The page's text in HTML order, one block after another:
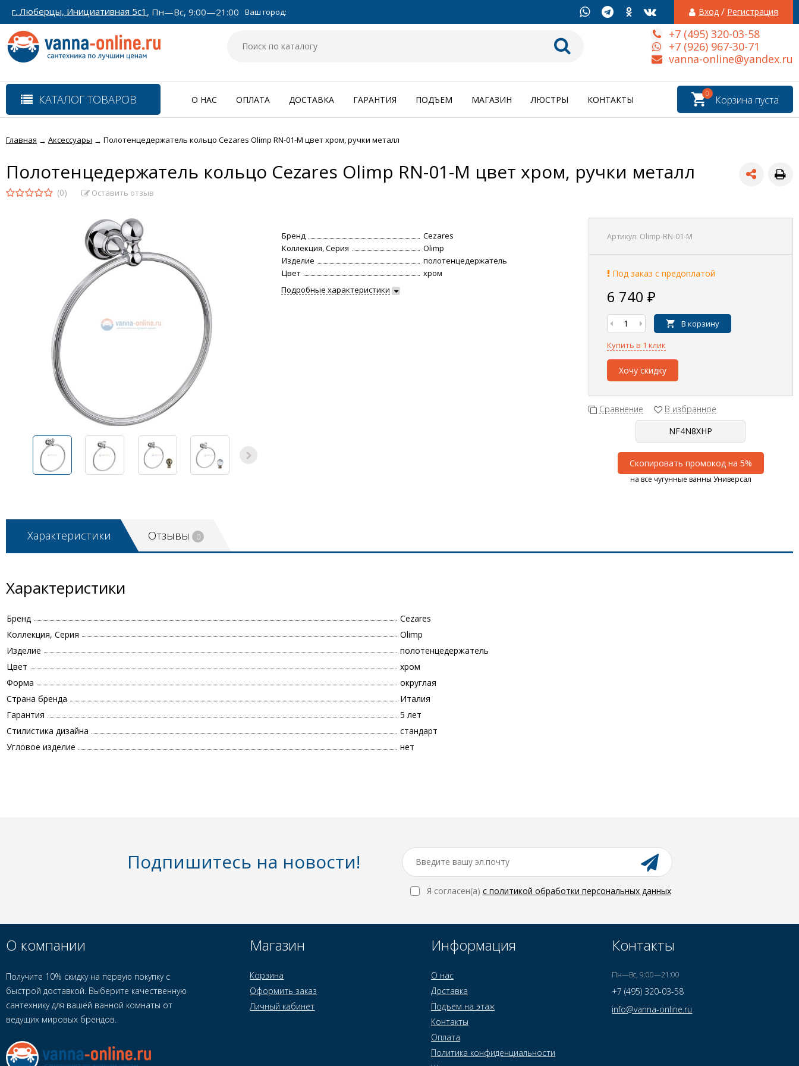
г. Люберцы, Инициативная 5с1 , Пн—Вс, 9:00—21:00 Ваш город: Вход / Регистрация
+7 (495) 320-03-58
+7 (926) 967-30-71
vanna-online@yandex.ru
КАТАЛОГ ТОВАРОВ Корзина пуста
0
О НАС ОПЛАТА ДОСТАВКА ГАРАНТИЯ ПОДЪЕМ МАГАЗИН ЛЮСТРЫ КОНТАКТЫ
Главная → Аксессуары → Полотенцедержатель кольцо Cezares Olimp RN-01-M цвет хром, ручки металл
Полотенцедержатель кольцо Cezares Olimp RN-01-M цвет хром, ручки металл
(0) Оставить отзыв
Артикул: Olimp-RN-01-M
Под заказ с предоплатой
6 740 ₽
В корзину
Купить в 1 клик
Хочу скидку
Сравнение В избранное
Скопировать промокод на 5%
на все чугунные ванны Универсал
Бренд
Cezares
Коллекция, Серия
Olimp
Изделие
полотенцедержатель
Цвет
хром
Подробные характеристики
Характеристики Отзывы 0
Характеристики
Бренд
Cezares
Коллекция, Серия
Olimp
Изделие
полотенцедержатель
Цвет
хром
Форма
округлая
Страна бренда
Италия
Гарантия
5 лет
Стилистика дизайна
стандарт
Угловое изделие
нет
Подпишитесь на новости!
Я согласен(a) с политикой обработки персональных данных
О компании
Получите 10% скидку на первую покупку с
быстрой доставкой. Выберите качественную
сантехнику для вашей ванной комнаты от
ведущих мировых брендов.
Магазин
Корзина
Оформить заказ
Личный кабинет
Информация
О нас
Доставка
Подъем на этаж
Контакты
Оплата
Политика конфиденциальности
Контакты
Пн—Вс, 9:00—21:00
+7 (495) 320-03-58
info@vanna-online.ru